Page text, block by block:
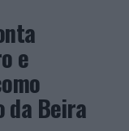
e
da Beira